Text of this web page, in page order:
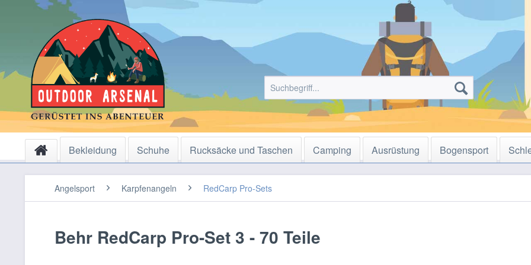
Bekleidung Schuhe Rucksäcke und Taschen Camping Ausrüstung Bogensport
Angelsport Karpfenangeln RedCarp Pro-Sets
Behr RedCarp Pro-Set 3 - 70 Teile